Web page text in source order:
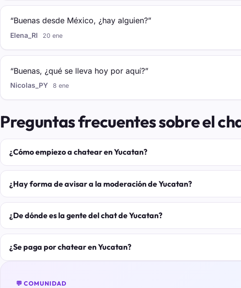
“Buenas desde México, ¿hay alguien?”
Elena_Rl 20 ene
“Buenas, ¿qué se lleva hoy por aquí?”
Nicolas_PY 8 ene
Preguntas frecuentes sobre el
¿Cómo empiezo a chatear en Yucatan?
¿Hay forma de avisar a la moderación de Yucatan?
¿De dónde es la gente del chat de Yucatan?
¿Se paga por chatear en Yucatan?
💬 COMUNIDAD